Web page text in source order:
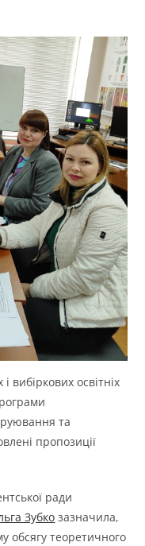
вибіркових освітніх
та
пропозиції
ради
Зубко зазначила,
обсягу теоретичного